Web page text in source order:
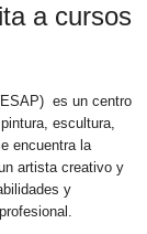
a cursos
es un centro
escultura,
encuentra la
artista creativo y
y